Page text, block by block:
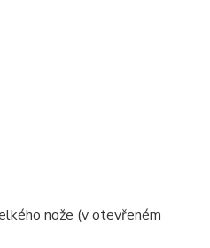
nože (v otevřeném